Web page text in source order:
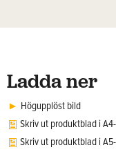
Ladda ner
Högupplöst bild
Skriv ut produktblad i
Skriv ut produktblad i